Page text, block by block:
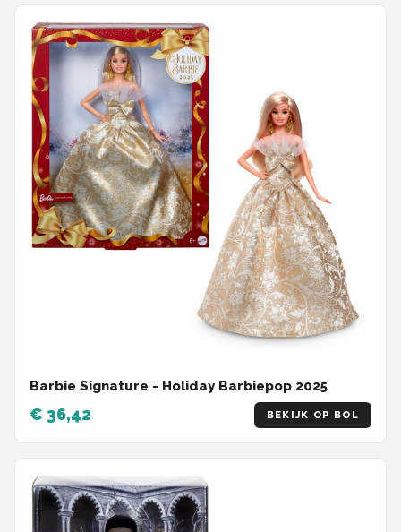
Barbie Signature - Holiday Barbiepop 2025
€ 36,42 BEKIJK OP BOL